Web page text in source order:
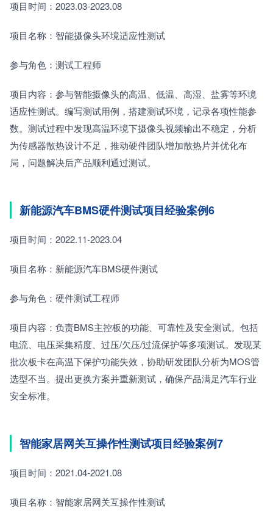
项目时间：2023.03-2023.08
项目名称：智能摄像头环境适应性测试
参与角色：测试工程师
项目内容：参与智能摄像头的高温、低温、高湿、盐雾等环境
适应性测试。编写测试用例，搭建测试环境，记录各项性能参
数。测试过程中发现高温环境下摄像头视频输出不稳定，分析
为传感器散热设计不足，推动硬件团队增加散热片并优化布
局，问题解决后产品顺利通过测试。
新能源汽车BMS硬件测试项目经验案例6
项目时间：2022.11-2023.04
项目名称：新能源汽车BMS硬件测试
参与角色：硬件测试工程师
项目内容：负责BMS主控板的功能、可靠性及安全测试。包括
电流、电压采集精度、过压/欠压/过流保护等多项测试。发现某
批次板卡在高温下保护功能失效，协助研发团队分析为MOS管
选型不当。提出更换方案并重新测试，确保产品满足汽车行业
安全标准。
智能家居网关互操作性测试项目经验案例7
项目时间：2021.04-2021.08
项目名称：智能家居网关互操作性测试